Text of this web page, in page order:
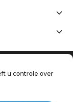
u controle over